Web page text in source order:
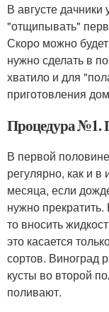
В августе
"отщипывать"
Скоро можно
нужно сделать в
хватило и для
приготовления
Процедура №1.
В первой
регулярно, как и
месяца, если
нужно
то вносить
это касается
сортов. Виноград
кусты во второй
поливают.